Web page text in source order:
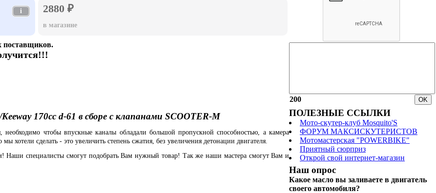
i
2880 ₽
в магазине
поставщиков.
170cc d-61 в сборе с клапанами SCOOTER-M
чтобы впускные каналы обладали большой пропускной способностью, а камера
хотели сделать - это увеличить степень сжатия, без увеличения детонации двигателя.
Наши специалисты смогут подобрать Вам нужный товар! Так же наши мастера смогут Вам и
200
ПОЛЕЗНЫЕ ССЫЛКИ
Мото-скутер-клуб Mosquito'S
ФОРУМ МАКСИСКУТЕРИСТОВ
Мотомастерская "POWERBIKE"
Приятный сюрприз
Открой свой интернет-магазин
Наш опрос
Какое масло вы заливаете в двигатель
своего автомобиля?